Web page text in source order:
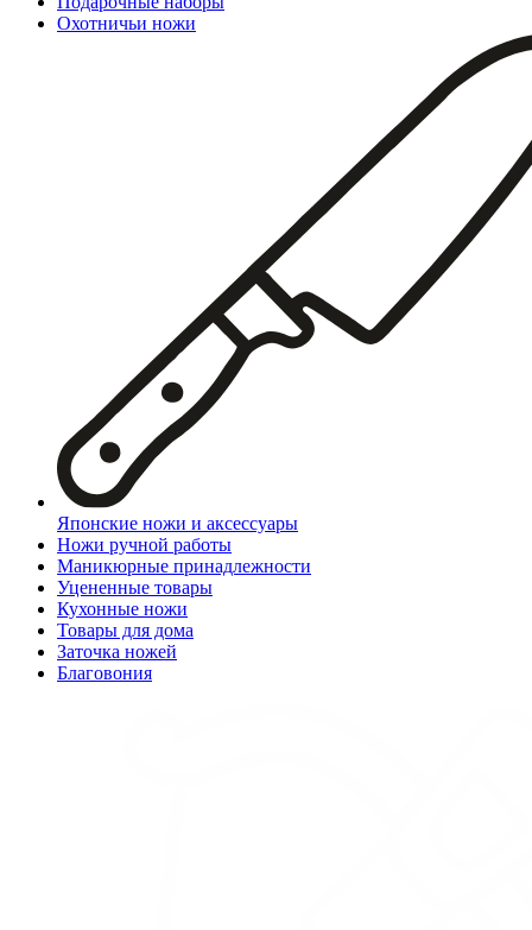
Охотничьи ножи
Японские ножи и аксессуары
Ножи ручной работы
Маникюрные принадлежности
Уцененные товары
Кухонные ножи
Товары для дома
Заточка ножей
Благовония